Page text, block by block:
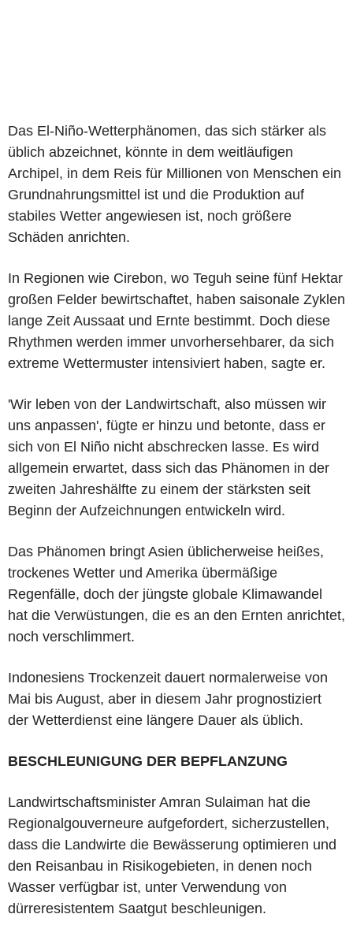
Das El-Niño-Wetterphänomen, das sich stärker als
üblich abzeichnet, könnte in dem weitläufigen
Archipel, in dem Reis für Millionen von Menschen ein
Grundnahrungsmittel ist und die Produktion auf
stabiles Wetter angewiesen ist, noch größere
Schäden anrichten.
In Regionen wie Cirebon, wo Teguh seine fünf Hektar
großen Felder bewirtschaftet, haben saisonale Zyklen
lange Zeit Aussaat und Ernte bestimmt. Doch diese
Rhythmen werden immer unvorhersehbarer, da sich
extreme Wettermuster intensiviert haben, sagte er.
'Wir leben von der Landwirtschaft, also müssen wir
uns anpassen', fügte er hinzu und betonte, dass er
sich von El Niño nicht abschrecken lasse. Es wird
allgemein erwartet, dass sich das Phänomen in der
zweiten Jahreshälfte zu einem der stärksten seit
Beginn der Aufzeichnungen entwickeln wird.
Das Phänomen bringt Asien üblicherweise heißes,
trockenes Wetter und Amerika übermäßige
Regenfälle, doch der jüngste globale Klimawandel
hat die Verwüstungen, die es an den Ernten anrichtet,
noch verschlimmert.
Indonesiens Trockenzeit dauert normalerweise von
Mai bis August, aber in diesem Jahr prognostiziert
der Wetterdienst eine längere Dauer als üblich.
BESCHLEUNIGUNG DER BEPFLANZUNG
Landwirtschaftsminister Amran Sulaiman hat die
Regionalgouverneure aufgefordert, sicherzustellen,
dass die Landwirte die Bewässerung optimieren und
den Reisanbau in Risikogebieten, in denen noch
Wasser verfügbar ist, unter Verwendung von
dürreresistentem Saatgut beschleunigen.